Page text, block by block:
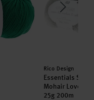
Hersteller:
Rico Design
Essentials
Mohair Loves
25g 200m